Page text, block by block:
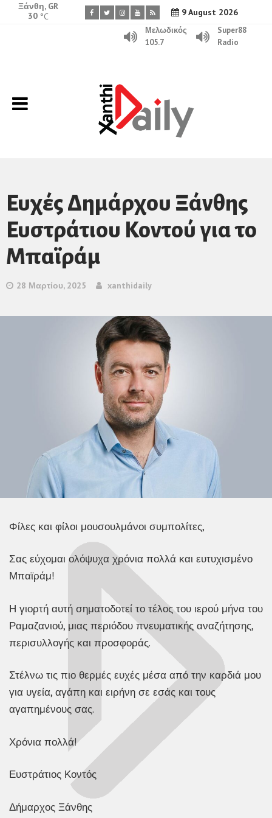
9 August 2026
Ξάνθη, GR
30 °C
Μελωδικός
105.7
Super88
Radio
Ευχές Δημάρχου Ξάνθης
Ευστράτιου Κοντού για το
Μπαϊράμ
28 Μαρτίου, 2025 xanthidaily
Φίλες και φίλοι μουσουλμάνοι συμπολίτες,
Σας εύχομαι ολόψυχα χρόνια πολλά και ευτυχισμένο
Μπαϊράμ!
Η γιορτή αυτή σηματοδοτεί το τέλος του ιερού μήνα του
Ραμαζανιού, μιας περιόδου πνευματικής αναζήτησης,
περισυλλογής και προσφοράς.
Στέλνω τις πιο θερμές ευχές μέσα από την καρδιά μου
για υγεία, αγάπη και ειρήνη σε εσάς και τους
αγαπημένους σας.
Χρόνια πολλά!
Ευστράτιος Κοντός
Δήμαρχος Ξάνθης